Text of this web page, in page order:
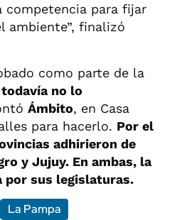
competencia para fijar
ambiente”, finalizó
como parte de la
no lo
Ámbito, en Casa
para hacerlo. Por el
adhirieron de
y Jujuy. En ambas, la
por sus legislaturas.
La Pampa